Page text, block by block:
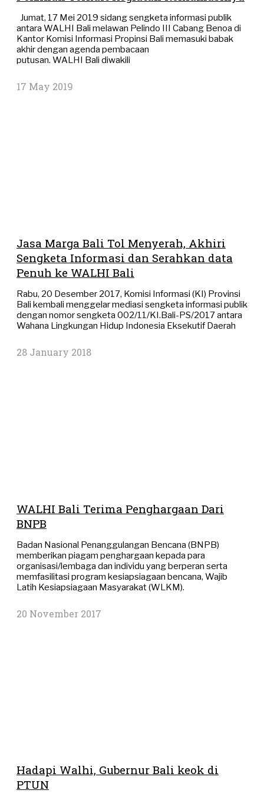
Jumat, 17 Mei 2019 sidang sengketa informasi publik
antara WALHI Bali melawan Pelindo III Cabang Benoa di
Kantor Komisi Informasi Propinsi Bali memasuki babak
akhir dengan agenda pembacaan
putusan. WALHI Bali diwakili
17 May 2019
Jasa Marga Bali Tol Menyerah, Akhiri
Sengketa Informasi dan Serahkan data
Penuh ke WALHI Bali
Rabu, 20 Desember 2017, Komisi Informasi (KI) Provinsi
Bali kembali menggelar mediasi sengketa informasi publik
dengan nomor sengketa 002/11/KI.Bali-PS/2017 antara
Wahana Lingkungan Hidup Indonesia Eksekutif Daerah
28 January 2018
WALHI Bali Terima Penghargaan Dari
BNPB
Badan Nasional Penanggulangan Bencana (BNPB)
memberikan piagam penghargaan kepada para
organisasi/lembaga dan individu yang berperan serta
memfasilitasi program kesiapsiagaan bencana, Wajib
Latih Kesiapsiagaan Masyarakat (WLKM).
20 November 2017
Hadapi Walhi, Gubernur Bali keok di
PTUN